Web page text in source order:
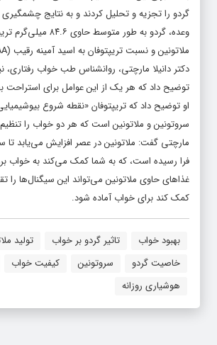
گردو را تجزیه و تحلیل کردند و به نتایج
ملاتونین و نسبت تریپتوفان به اسید آمینه رقیب (CAA) ۰.۰۵۸ بود.
دکتر دانیلا مارچتی، روانشناس طب خواب رفتاری،
توضیح داد که هر یک از این عوامل برای استراحت
او توضیح داد که تریپتوفان «نقطه شروع
سروتونین و ملاتونین است که هر دو خواب را
مارچتی گفت: ملاتونین در عصر افزایش می‌یابد
فرا رسیده است، که به شما کمک می‌کند به خواب
غذاهای حاوی ملاتونین می‌تواند این سیگنال‌ها را
کمک کند برای خواب آماده شود.
بهبود خواب تاثیر گردو بر خواب
تولید
خاصیت گردو
سروتونین کیفیت خواب
هوشیاری روزانه